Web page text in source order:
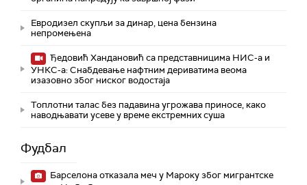
Евродизел скупљи за динар, цена бензина
непромењена
Ђедовић Хандановић са представницима НИС-а и
УНКС-а: Снабдевање нафтним дериватима веома
изазовно због ниског водостаја
Топлотни талас без падавина угрожава приносе, како
наводњавати усеве у време екстремних суша
Фудбал
Барселона отказала меч у Мароку због мигрантске